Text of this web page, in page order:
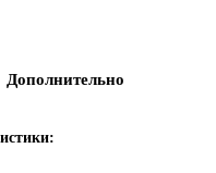
Дополнительно